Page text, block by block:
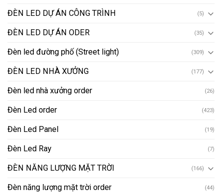
ĐÈN LED DỰ ÁN CÔNG TRÌNH (5)
ĐÈN LED DỰ ÁN ODER (35)
Đèn led đường phố (Street light) (309)
ĐÈN LED NHÀ XƯỞNG (177)
Đèn led nhà xưởng order (26)
Đèn Led order (423)
Đèn Led Panel (19)
Đèn Led Ray (7)
ĐÈN NĂNG LƯỢNG MẶT TRỜI (166)
Đèn năng lượng mặt trời order (44)